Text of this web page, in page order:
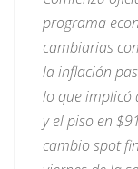
programa
cambiarias
la inflación
lo que implicó
y el piso en
cambio spot